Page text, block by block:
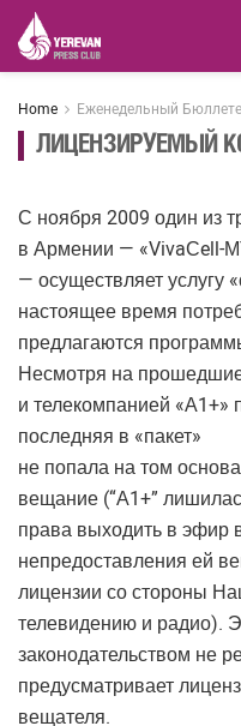
Home Еженедельный
ЛИЦЕНЗИРУЕМЫЙ
С ноября 2009 один из
в Армении — «VivaСell-
— осуществляет услугу
настоящее время
предлагаются
Несмотря на
и телекомпанией «А1+»
последняя в «пакет»
не попала на том
вещание (“А1+”
права выходить в эфир
непредоставления ей
лицензии со стороны
телевидению и радио).
законодательством не
предусматривает
вещателя.